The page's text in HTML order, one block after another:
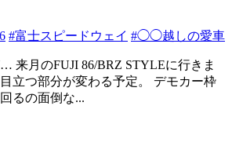
#富士スピードウェイ #◯◯越しの愛車
来月のFUJI 86/BRZ STYLEに行きま
立つ部分が変わる予定。 デモカー枠
るの面倒な...